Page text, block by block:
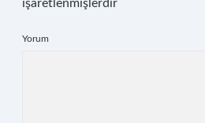
işaretlenmişlerdir
Yorum